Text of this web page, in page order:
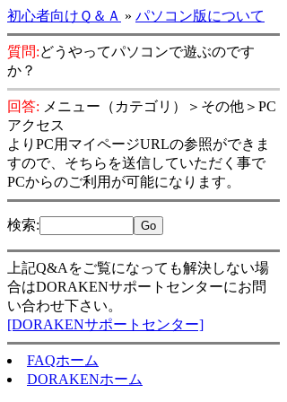
初心者向けＱ＆Ａ » パソコン版について
質問:どうやってパソコンで遊ぶのです
か？
回答: メニュー（カテゴリ）＞その他＞PC
アクセス
よりPC用マイページURLの参照ができま
すので、そちらを送信していただく事で
PCからのご利用が可能になります。
検索:
上記Q&Aをご覧になっても解決しない場
合はDORAKENサポートセンターにお問
い合わせ下さい。
[DORAKENサポートセンター]
FAQホーム
DORAKENホーム